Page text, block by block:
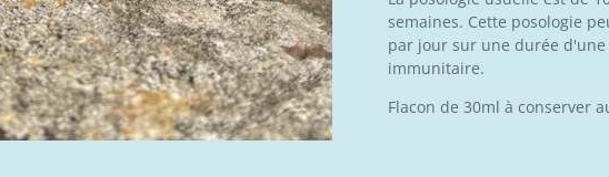
semaines. Cette posologie
par jour sur une durée
immunitaire.
Flacon de 30ml à conserver